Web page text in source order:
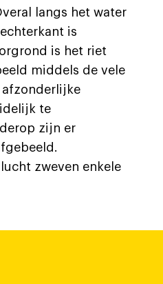
langs het water
is
is het riet
middels de vele
afzonderlijke
te
zijn er
zweven enkele